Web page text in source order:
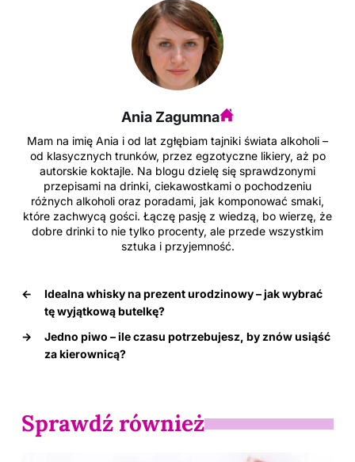
Ania Zagumna
Mam na imię Ania i od lat zgłębiam tajniki świata alkoholi –
od klasycznych trunków, przez egzotyczne likiery, aż po
autorskie koktajle. Na blogu dzielę się sprawdzonymi
przepisami na drinki, ciekawostkami o pochodzeniu
różnych alkoholi oraz poradami, jak komponować smaki,
które zachwycą gości. Łączę pasję z wiedzą, bo wierzę, że
dobre drinki to nie tylko procenty, ale przede wszystkim
sztuka i przyjemność.
←
Idealna whisky na prezent urodzinowy – jak wybrać
tę wyjątkową butelkę?
→
Jedno piwo – ile czasu potrzebujesz, by znów usiąść
za kierownicą?
Sprawdź również